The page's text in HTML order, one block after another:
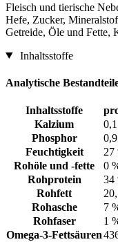
Fleisch und tierische
Hefe, Zucker,
Getreide, Öle und Fette,
Inhaltsstoffe
Analytische
Inhaltsstoffe
Kalzium
Phosphor
Feuchtigkeit
27
Rohöle und -fette
0
Rohprotein
34
Rohfett
Rohasche
7
Rohfaser
1
Omega-3-Fettsäuren